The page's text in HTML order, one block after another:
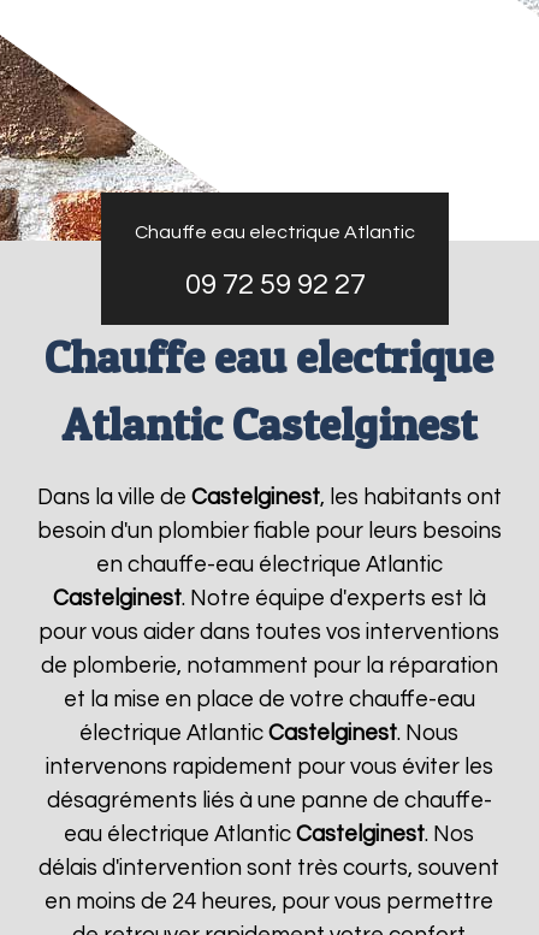
Chauffe eau electrique Atlantic
09 72 59 92 27
Chauffe eau electrique
Atlantic Castelginest
Dans la ville de Castelginest, les habitants ont
besoin d'un plombier fiable pour leurs besoins
en chauffe-eau électrique Atlantic
Castelginest. Notre équipe d'experts est là
pour vous aider dans toutes vos interventions
de plomberie, notamment pour la réparation
et la mise en place de votre chauffe-eau
électrique AtlanticCastelginest. Nous
intervenons rapidement pour vous éviter les
désagréments liés à une panne de chauffe-
eau électrique AtlanticCastelginest. Nos
délais d'intervention sont très courts, souvent
en moins de 24 heures, pour vous permettre